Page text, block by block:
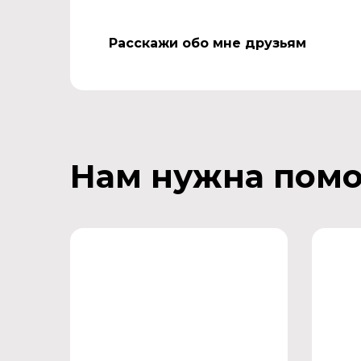
Расскажи обо мне друзьям
Нам нужна